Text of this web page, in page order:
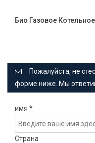
Био Газовое
Пожалуйста, не
форме ниже. Мы
имя *
Страна